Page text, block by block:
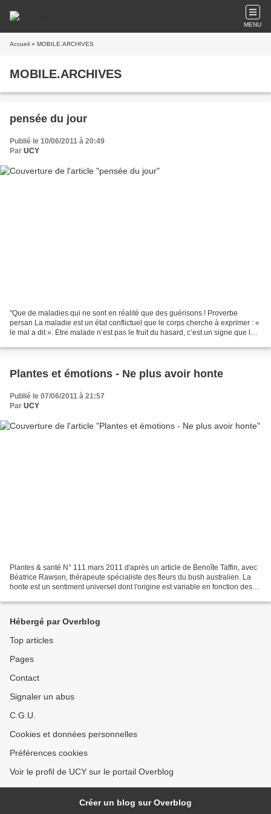
MENU
Accueil » MOBILE.ARCHIVES
MOBILE.ARCHIVES
pensée du jour
Publié le 10/06/2011 à 20:49
Par UCY
"Que de maladies qui ne sont en réalité que des guérisons ! Proverbe
persan La maladie est un état conflictuel que le corps cherche à exprimer : «
le mal a dit ». Etre malade n’est pas le fruit du hasard, c’est un signe que le
Plantes et émotions - Ne plus avoir honte
Publié le 07/06/2011 à 21:57
Par UCY
Plantes & santé N° 111 mars 2011 d'après un article de Benoîte Taffin, avec
Béatrice Rawson, thérapeute spécialiste des fleurs du bush australien. La
honte est un sentiment universel dont l'origine est variable en fonction des
Hébergé par Overblog
Top articles
Pages
Contact
Signaler un abus
C.G.U.
Cookies et données personnelles
Préférences cookies
Voir le profil de UCY sur le portail Overblog
Créer un blog sur Overblog